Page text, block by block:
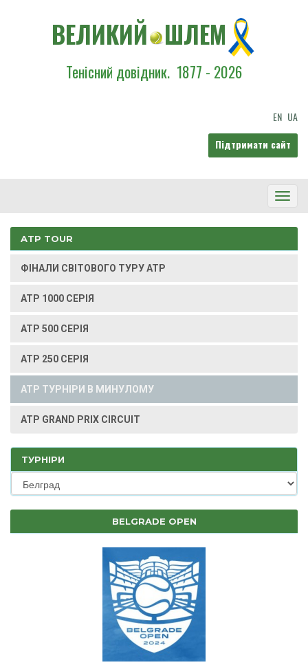
ВЕЛИКИЙ ШЛЕМ
Тенісний довідник. 1877 - 2026
EN UA
Підтримати сайт
ATP TOUR
ФІНАЛИ СВІТОВОГО ТУРУ ATP
ATP 1000 СЕРІЯ
ATP 500 СЕРІЯ
ATP 250 СЕРІЯ
ATP ТУРНІРИ В МИНУЛОМУ
ATP GRAND PRIX CIRCUIT
ТУРНІРИ
BELGRADE OPEN